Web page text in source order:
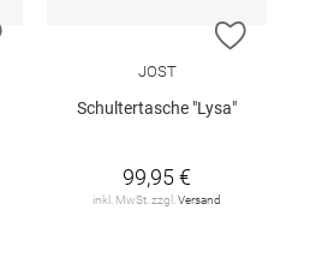
ZUR WUNSCHLISTE HINZUFÜGEN
ZUR
JOST
Schultertasche "Lysa"
99,95 €
inkl. MwSt. zzgl.Versand